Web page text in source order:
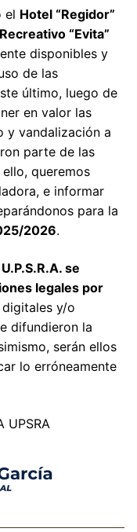
el Hotel “Regidor”
“Evita”
disponibles y
de las
último, luego de
en valor las
y vandalización a
parte de las
queremos
e informar
para la
2026.
U.P.S.R.A. se
legales por
y/o
difundieron la
serán ellos
lo erróneamente
UPSRA